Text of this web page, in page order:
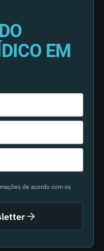
EM
de acordo com os